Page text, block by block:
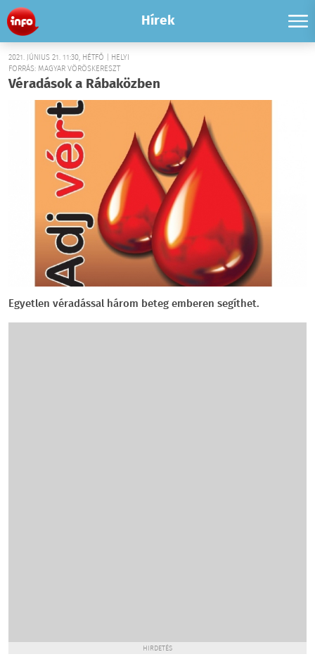
Hírek
2021. JÚNIUS 21. 11:30, HÉTFŐ | HELYI
FORRÁS: MAGYAR VÖRÖSKERESZT
Véradások a Rábaközben
Egyetlen véradással három beteg emberen segíthet.
HIRDETÉS